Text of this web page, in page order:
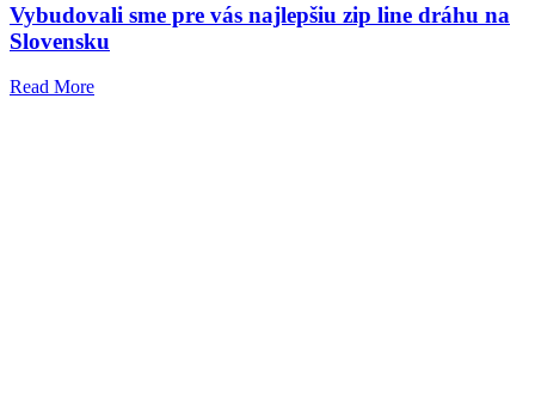
Vybudovali sme pre vás najlepšiu zip line dráhu na
Slovensku
Read More